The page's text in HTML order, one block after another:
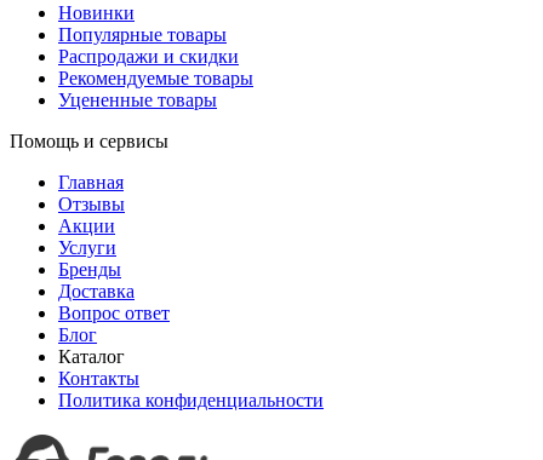
Новинки
Популярные товары
Распродажи и скидки
Рекомендуемые товары
Уцененные товары
Помощь и сервисы
Главная
Отзывы
Акции
Услуги
Бренды
Доставка
Вопрос ответ
Блог
Каталог
Контакты
Политика конфиденциальности